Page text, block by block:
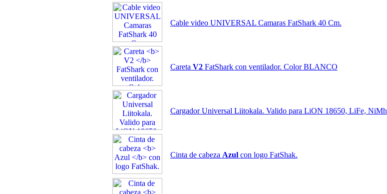
Cable video UNIVERSAL Camaras FatShark 40 Cm.
Careta V2 FatShark con ventilador. Color BLANCO
Cargador Universal Liitokala. Valido para LiON 18650, LiFe, NiMh
Cinta de cabeza Azul con logo FatShak.